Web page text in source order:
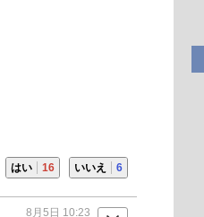
はい 16 いいえ 6
8月5日 10:23